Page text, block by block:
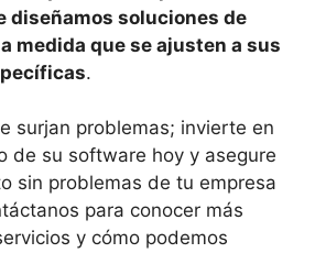
diseñamos soluciones de
medida que se ajusten a sus
.
surjan problemas; invierte en
de su software hoy y asegure
sin problemas de tu empresa
para conocer más
y cómo podemos